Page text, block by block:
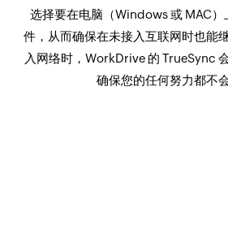
选择要在电脑（Windows 或 MAC）
件，从而确保在未接入互联网时也能
入网络时，WorkDrive 的 TrueSync
确保您的任何努力都不会